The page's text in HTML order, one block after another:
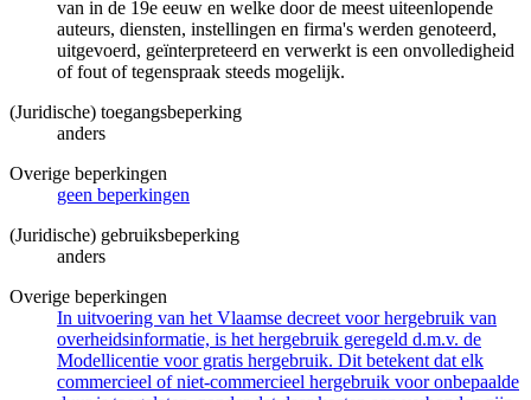
van in de 19e eeuw en welke door de meest uiteenlopende
auteurs, diensten, instellingen en firma's werden genoteerd,
uitgevoerd, geïnterpreteerd en verwerkt is een onvolledigheid
of fout of tegenspraak steeds mogelijk.
(Juridische) toegangsbeperking
anders
Overige beperkingen
geen beperkingen
(Juridische) gebruiksbeperking
anders
Overige beperkingen
In uitvoering van het Vlaamse decreet voor hergebruik van
overheidsinformatie, is het hergebruik geregeld d.m.v. de
Modellicentie voor gratis hergebruik. Dit betekent dat elk
commercieel of niet-commercieel hergebruik voor onbepaalde